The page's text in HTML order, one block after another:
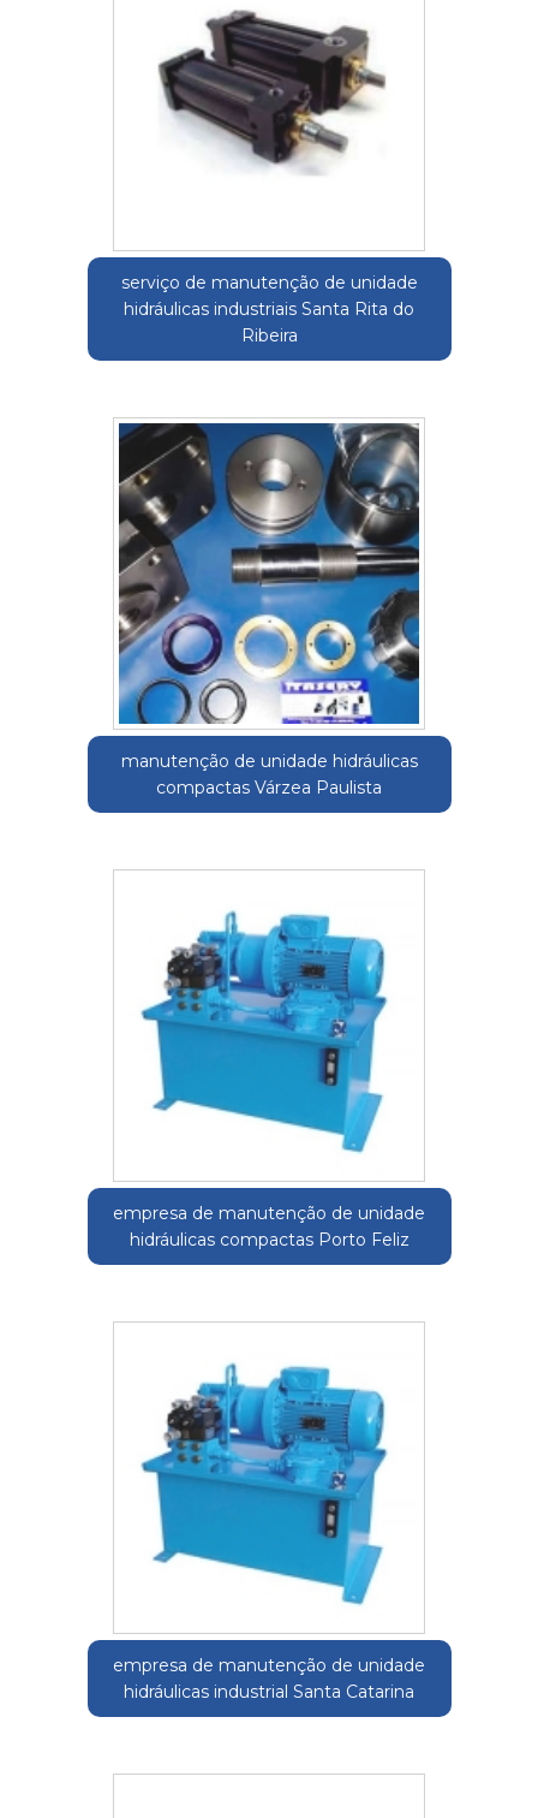
serviço de manutenção de unidade
hidráulicas industriais Santa Rita do
Ribeira
manutenção de unidade hidráulicas
compactas Várzea Paulista
empresa de manutenção de unidade
hidráulicas compactas Porto Feliz
empresa de manutenção de unidade
hidráulicas industrial Santa Catarina